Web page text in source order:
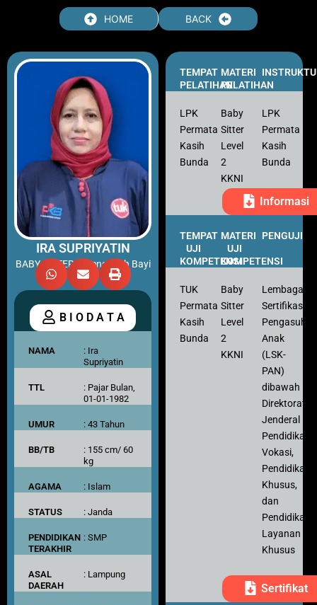
HOME BACK
IRA SUPRIYATIN
BABY SITTER – Pengasuh Bayi
B I O D A T A
NAMA
: Ira
Supriyatin
TTL
: Pajar Bulan,
01-01-1982
UMUR : 43 Tahun
BB/TB
: 155 cm/ 60
kg
AGAMA : Islam
STATUS : Janda
PENDIDIKAN
TERAKHIR
: SMP
ASAL
DAERAH
: Lampung
TEMPAT
PELATIHAN
MATERI
PELATIHAN
LPK
Permata
Kasih
Bunda
Baby
Sitter
Level
2
KKNI
LPK
Permata
Kasih
Bunda
Informasi
TEMPAT
UJI
KOMPETENSI
MATERI
UJI
KOMPETENSI
PENGUJI
TUK
Permata
Kasih
Bunda
Baby
Sitter
Level
2
KKNI
Lembaga
Sertifikasi
Pengasuh
Anak
(LSK-
PAN)
dibawah
Direktorat
Jenderal
Pendidikan
Vokasi,
Pendidikan
Khusus,
dan
Pendidikan
Layanan
Khusus
Sertifikat